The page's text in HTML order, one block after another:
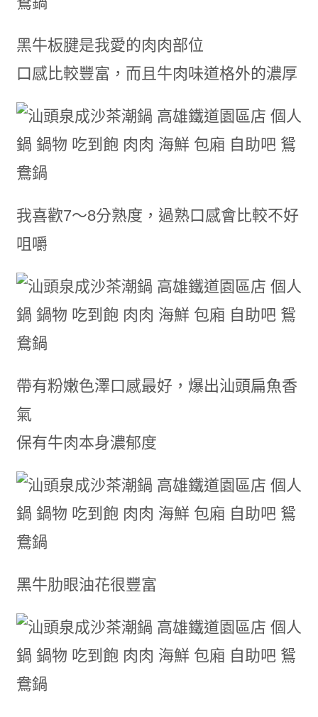
黑牛板腱是我愛的肉肉部位
口感比較豐富，而且牛肉味道格外的濃厚
我喜歡7～8分熟度，過熟口感會比較不好
咀嚼
帶有粉嫩色澤口感最好，爆出汕頭扁魚香
氣
保有牛肉本身濃郁度
黑牛肋眼油花很豐富